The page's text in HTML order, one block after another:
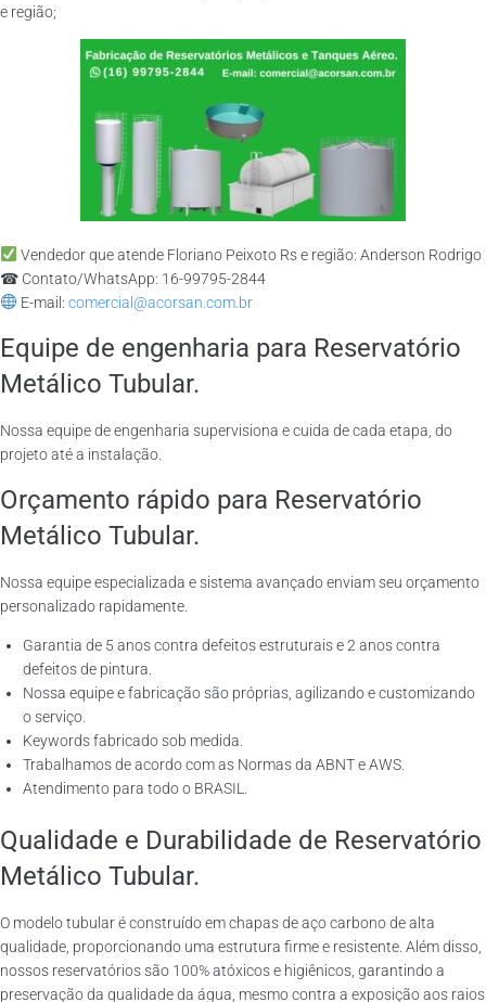
e região;
Vendedor que atende Floriano Peixoto Rs e região: Anderson Rodrigo
☎ Contato/WhatsApp: 16-99795-2844
E-mail: comercial@acorsan.com.br
Equipe de engenharia para Reservatório
Metálico Tubular.
Nossa equipe de engenharia supervisiona e cuida de cada etapa, do
projeto até a instalação.
Orçamento rápido para Reservatório
Metálico Tubular.
Nossa equipe especializada e sistema avançado enviam seu orçamento
personalizado rapidamente.
Garantia de 5 anos contra defeitos estruturais e 2 anos contra
defeitos de pintura.
Nossa equipe e fabricação são próprias, agilizando e customizando
o serviço.
Keywords fabricado sob medida.
Trabalhamos de acordo com as Normas da ABNT e AWS.
Atendimento para todo o BRASIL.
Qualidade e Durabilidade de Reservatório
Metálico Tubular.
O modelo tubular é construído em chapas de aço carbono de alta
qualidade, proporcionando uma estrutura firme e resistente. Além disso,
nossos reservatórios são 100% atóxicos e higiênicos, garantindo a
preservação da qualidade da água, mesmo contra a exposição aos raios